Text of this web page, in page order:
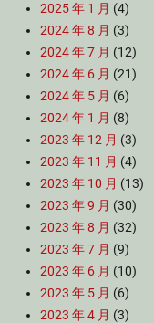
2025 年 1 月 (4)
2024 年 8 月 (3)
2024 年 7 月 (12)
2024 年 6 月 (21)
2024 年 5 月 (6)
2024 年 1 月 (8)
2023 年 12 月 (3)
2023 年 11 月 (4)
2023 年 10 月 (13)
2023 年 9 月 (30)
2023 年 8 月 (32)
2023 年 7 月 (9)
2023 年 6 月 (10)
2023 年 5 月 (6)
2023 年 4 月 (3)